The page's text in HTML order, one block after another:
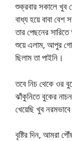
শুক্রবার সকালে খুব
বাধ্য হয়ে বাবা বেশ
তার পেছনের
শুয়ে এলাম, আপুর
ছিলাম তা পাইনি।
তবে নিচ থেকে ওর
ঝাঁকুনিতে বুকের
খেয়েছি খুব
বৃষ্টির দিন, আমরা